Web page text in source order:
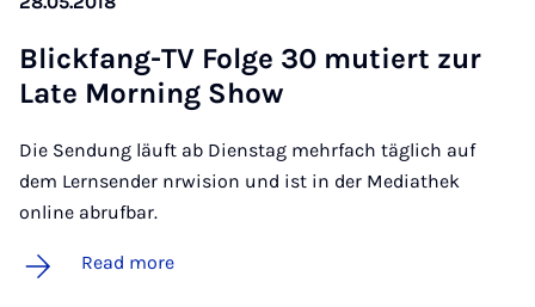
Blick­fang-TV Folge 30 mu­tiert zur
Late Morn­ing Show
Die Sendung läuft ab Dienstag mehrfach täglich auf
dem Lernsender nrwision und ist in der Mediathek
online abrufbar.
Read more